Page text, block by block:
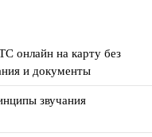
онлайн на карту без
и документы
звучания